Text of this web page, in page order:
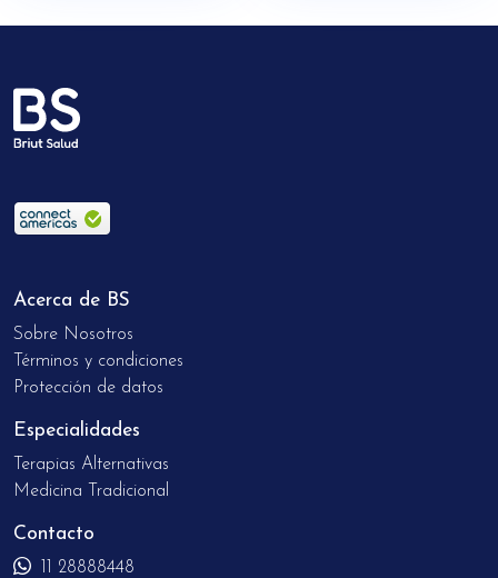
Acerca de BS
Sobre Nosotros
Términos y condiciones
Protección de datos
Especialidades
Terapias Alternativas
Medicina Tradicional
Contacto
11 28888448